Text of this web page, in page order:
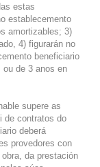
estas
establecemento
amortizables; 3)
4) figurarán no
beneficiario
ou de 3 anos en
supere as
de contratos do
deberá
provedores con
da prestación